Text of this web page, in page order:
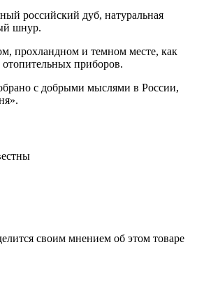
российский дуб, натуральная
шнур.
прохландном и темном месте, как
приборов.
с добрыми мыслями в России,
своим мнением об этом товаре